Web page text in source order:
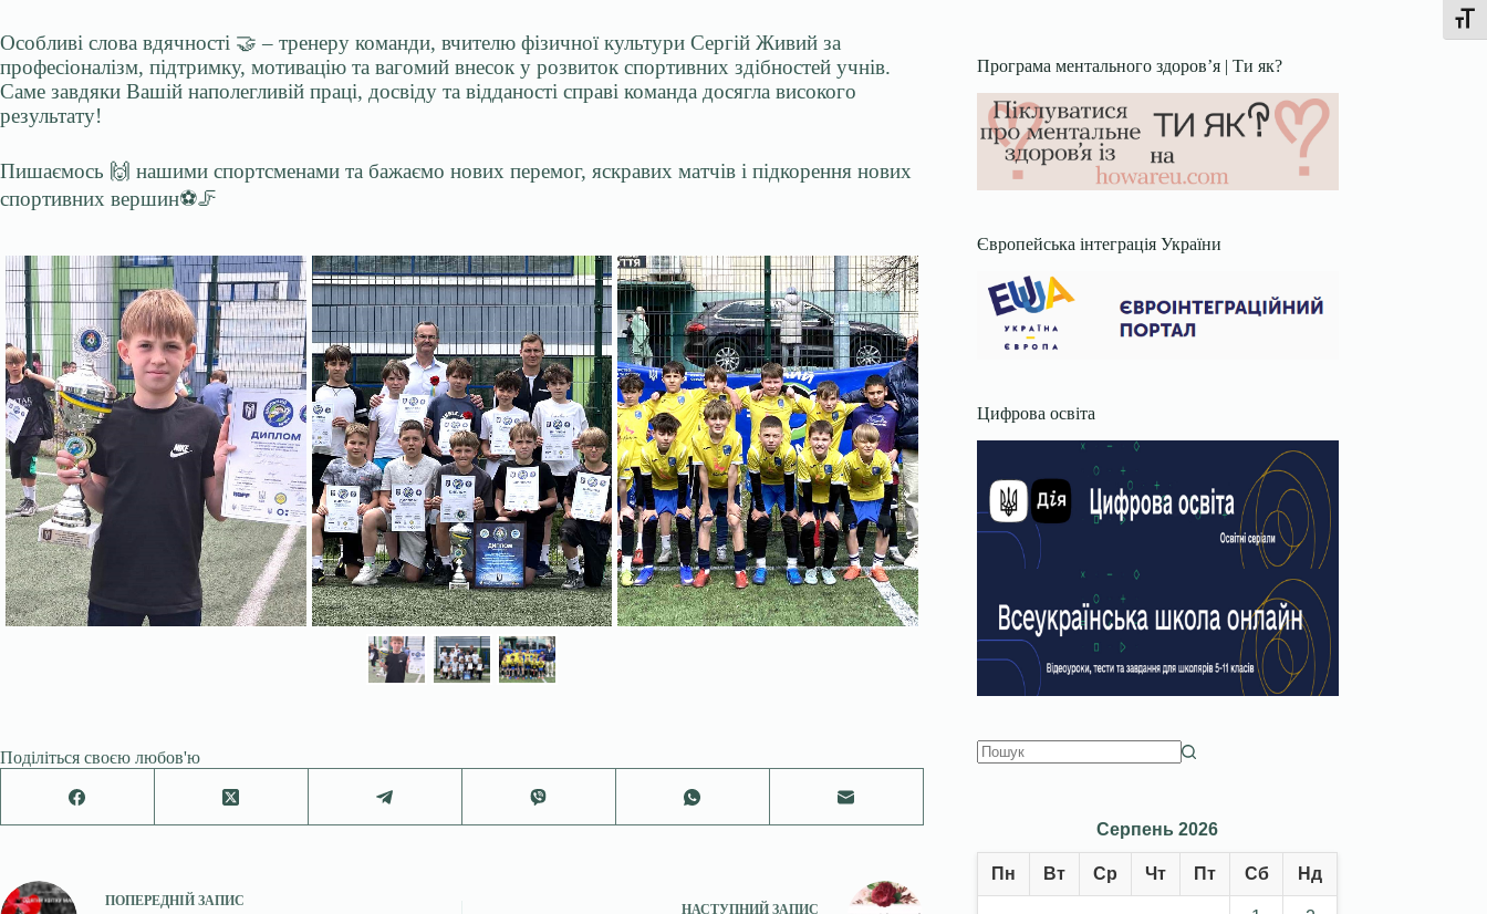
Особливі слова вдячності 🤝 – тренеру команди, вчителю фізичної культури Сергій Живий за
професіоналізм, підтримку, мотивацію та вагомий внесок у розвиток спортивних здібностей учнів.
Саме завдяки Вашій наполегливій праці, досвіду та відданості справі команда досягла високого
результату!
Пишаємось 🙌 нашими спортсменами та бажаємо нових перемог, яскравих матчів і підкорення нових
спортивних вершин⚽️🦵
Поділіться своєю любов'ю
ПОПЕРЕДНІЙ ЗАПИС
НАСТУПНИЙ ЗАПИС
Програма ментального здоров’я | Ти як?
Європейська інтеграція України
Цифрова освіта
Серпень 2026
Пн Вт Ср Чт Пт Сб Нд